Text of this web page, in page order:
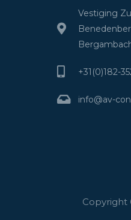
Vestiging
+31(0)182-
info@av-
Copyright